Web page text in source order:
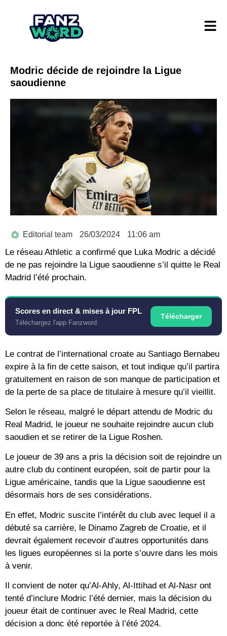
Modric décide de rejoindre la Ligue
saoudienne
Editorial team 26/03/2024 11:06 am
Le réseau Athletic a confirmé que Luka Modric a décidé
de ne pas rejoindre la Ligue saoudienne s’il quitte le Real
Madrid l’été prochain.
Scores en direct & mises à jour FPL
Téléchargez l'app Fanzword
Télécharger
Le contrat de l’international croate au Santiago Bernabeu
expire à la fin de cette saison, et tout indique qu’il partira
gratuitement en raison de son manque de participation et
de la perte de sa place de titulaire à mesure qu’il vieillit.
Selon le réseau, malgré le départ attendu de Modric du
Real Madrid, le joueur ne souhaite rejoindre aucun club
saoudien et se retirer de la Ligue Roshen.
Le joueur de 39 ans a pris la décision soit de rejoindre un
autre club du continent européen, soit de partir pour la
Ligue américaine, tandis que la Ligue saoudienne est
désormais hors de ses considérations.
En effet, Modric suscite l’intérêt du club avec lequel il a
débuté sa carrière, le Dinamo Zagreb de Croatie, et il
devrait également recevoir d’autres opportunités dans
les ligues européennes si la porte s’ouvre dans les mois
à venir.
Il convient de noter qu’Al-Ahly, Al-Ittihad et Al-Nasr ont
tenté d’inclure Modric l’été dernier, mais la décision du
joueur était de continuer avec le Real Madrid, cette
décision a donc été reportée à l’été 2024.